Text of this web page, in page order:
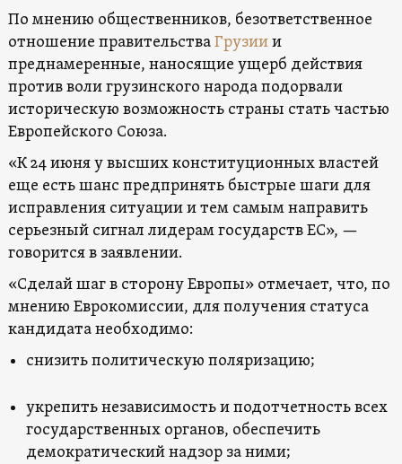
По мнению общественников, безответственное
отношение правительстваГрузиии
преднамеренные, наносящие ущерб действия
против воли грузинского народа подорвали
историческую возможность страны стать частью
Европейского Союза.
«К 24 июня у высших конституционных властей
еще есть шанс предпринять быстрые шаги для
исправления ситуации и тем самым направить
серьезный сигнал лидерам государств ЕС», —
говорится в заявлении.
«Сделай шаг в сторону Европы» отмечает, что, по
мнению Еврокомиссии, для получения статуса
кандидата необходимо:
снизить политическую поляризацию;
укрепить независимость и подотчетность всех
государственных органов, обеспечить
демократический надзор за ними;